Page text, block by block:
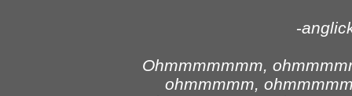
-
Ohmmmmmmm,
ohmmmmm,